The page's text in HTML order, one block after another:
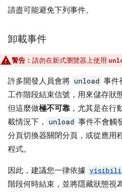
請盡可能避免下列事件。
卸載事件
警告： 請勿在新式瀏覽器上使用
許多開發人員會將 unload 事件
工作階段結束信號，用來儲存狀
但這麼做極不可靠 ，尤其是在行
載情況下，
unload 事件不會觸
分頁切換器關閉分頁，或從應用
程式。
因此，建議您一律依據
階段何時結束，並將隱藏狀態視